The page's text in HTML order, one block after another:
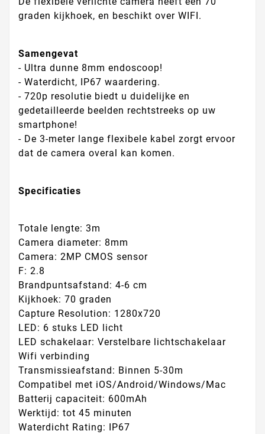
graden kijkhoek, en beschikt over WIFI.
Samengevat
- Ultra dunne 8mm endoscoop!
- Waterdicht, IP67 waardering.
- 720p resolutie biedt u duidelijke en
gedetailleerde beelden rechtstreeks op uw
smartphone!
- De 3-meter lange flexibele kabel zorgt ervoor
dat de camera overal kan komen.
Specificaties
Totale lengte: 3m
Camera diameter: 8mm
Camera: 2MP CMOS sensor
F: 2.8
Brandpuntsafstand: 4-6 cm
Kijkhoek: 70 graden
Capture Resolution: 1280x720
LED: 6 stuks LED licht
LED schakelaar: Verstelbare lichtschakelaar
Wifi verbinding
Transmissieafstand: Binnen 5-30m
Compatibel met iOS/Android/Windows/Mac
Batterij capaciteit: 600mAh
Werktijd: tot 45 minuten
Waterdicht Rating: IP67